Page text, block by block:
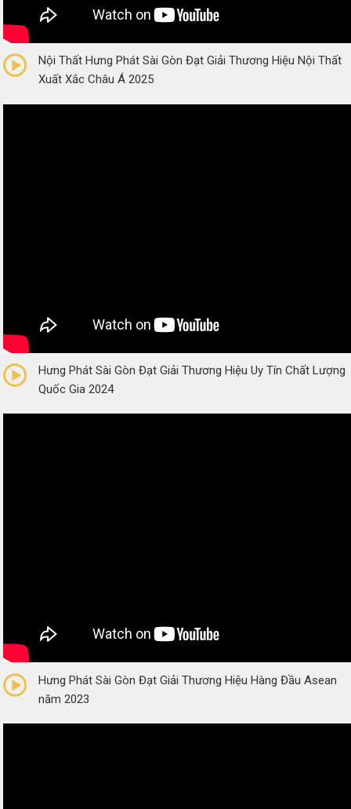
(0 Reviews)
Nội Thất Hưng Phát Sài Gòn Đạt Giải Thương Hiệu Nội Thất
Xuất Xắc Châu Á 2025
(0 Reviews)
Hưng Phát Sài Gòn Đạt Giải Thương Hiệu Uy Tín Chất Lượng
Quốc Gia 2024
(0 Reviews)
Hưng Phát Sài Gòn Đạt Giải Thương Hiệu Hàng Đầu Asean
năm 2023